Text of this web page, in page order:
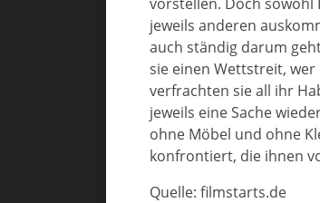
jeweils anderen
auch ständig darum
sie einen Wettstreit,
verfrachten sie all ihr
jeweils eine Sache
ohne Möbel und ohne
konfrontiert, die ihnen
Quelle: filmstarts.de